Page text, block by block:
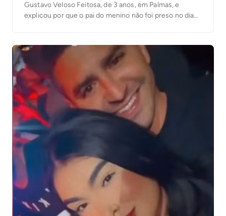
Gustavo Veloso Feitosa, de 3 anos, em Palmas, e
explicou por que o pai do menino não foi preso no dia
Proteção à Pessoa […]